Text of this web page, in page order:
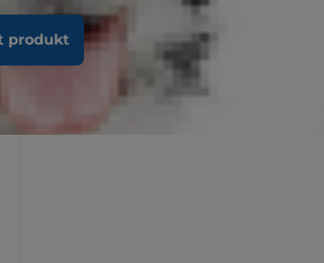
produkt